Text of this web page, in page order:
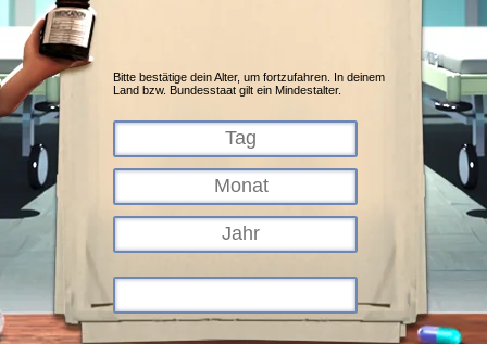
Bitte bestätige dein Alter, um fortzufahren. In deinem
Land bzw. Bundesstaat gilt ein Mindestalter.